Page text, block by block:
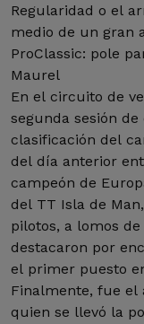
Regularidad o el
medio de un gran
ProClassic: pole
Maurel
En el circuito de
segunda sesión
clasificación del
del día anterior
campeón de
del TT Isla de
pilotos, a lomos de
destacaron por
el primer puesto
Finalmente, fue el
quien se llevó la